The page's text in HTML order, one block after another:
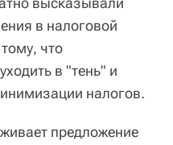
в налоговой
что
в "тень" и
налогов.
предложение